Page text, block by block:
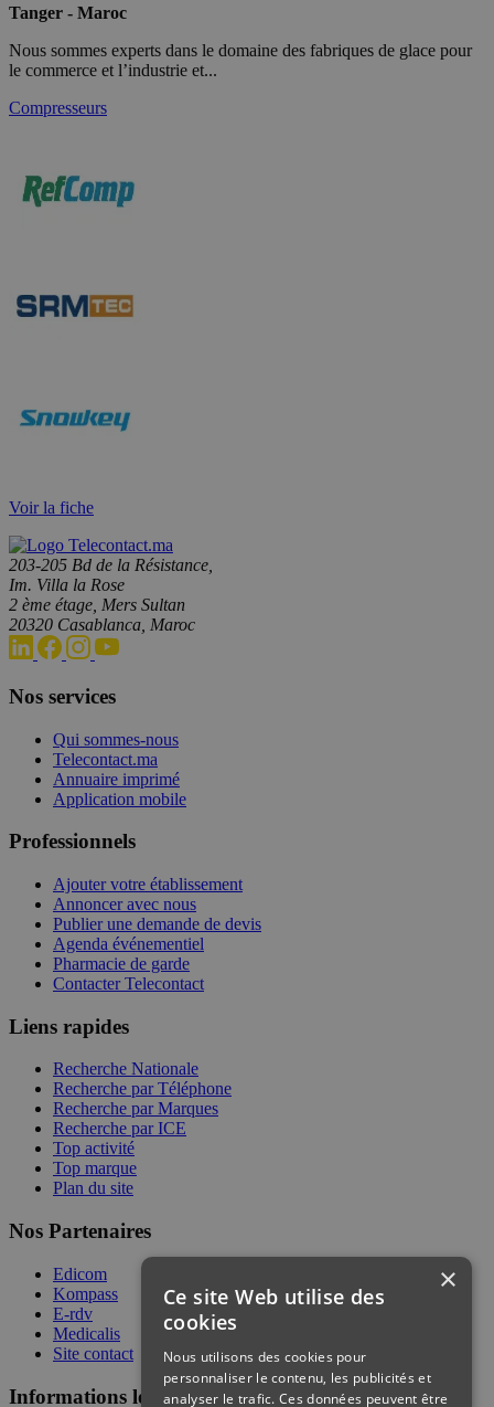
Tanger - Maroc
Nous sommes experts dans le domaine des fabriques de glace pour
le commerce et l’industrie et...
Compresseurs
Voir la fiche
203-205 Bd de la Résistance,
Im. Villa la Rose
2 ème étage, Mers Sultan
20320 Casablanca, Maroc
Nos services
Qui sommes-nous
Telecontact.ma
Annuaire imprimé
Application mobile
Professionnels
Ajouter votre établissement
Annoncer avec nous
Publier une demande de devis
Agenda événementiel
Pharmacie de garde
Contacter Telecontact
Liens rapides
Recherche Nationale
Recherche par Téléphone
Recherche par Marques
Recherche par ICE
Top activité
Top marque
Plan du site
Nos Partenaires
Edicom
Kompass
E-rdv
Medicalis
Site contact
Informations légales
×
Ce site Web utilise des
cookies
Nous utilisons des cookies pour
personnaliser le contenu, les publicités et
analyser le trafic. Ces données peuvent être